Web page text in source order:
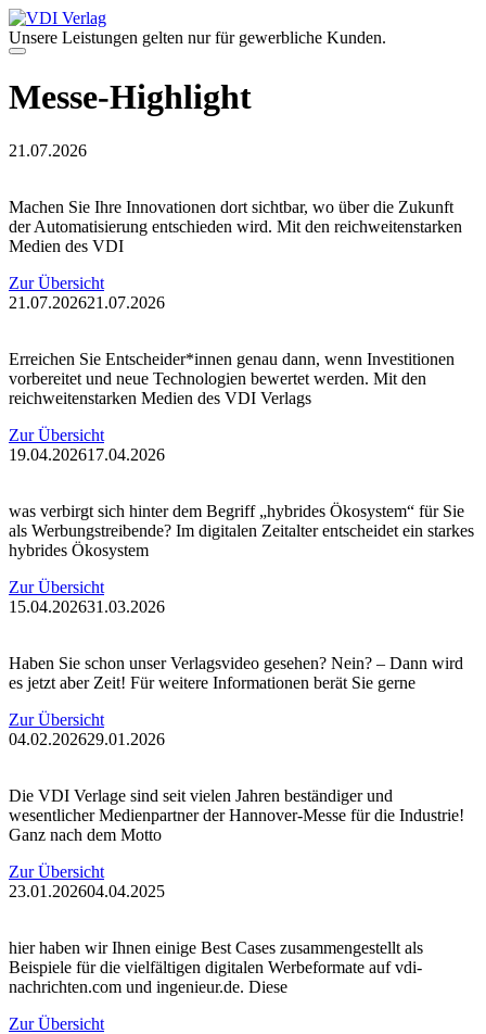
Zum
Inhalt
springen
Unsere Leistungen gelten nur für gewerbliche Kunden.
Menü
Messe-Highlight
21.07.2026
Machen Sie Ihre Innovationen dort sichtbar, wo über die Zukunft
der Automatisierung entschieden wird. Mit den reichweitenstarken
Medien des VDI
Zur Übersicht
21.07.202621.07.2026
Erreichen Sie Entscheider*innen genau dann, wenn Investitionen
vorbereitet und neue Technologien bewertet werden. Mit den
reichweitenstarken Medien des VDI Verlags
Zur Übersicht
19.04.202617.04.2026
was verbirgt sich hinter dem Begriff „hybrides Ökosystem“ für Sie
als Werbungstreibende? Im digitalen Zeitalter entscheidet ein starkes
hybrides Ökosystem
Zur Übersicht
15.04.202631.03.2026
Haben Sie schon unser Verlagsvideo gesehen? Nein? – Dann wird
es jetzt aber Zeit! Für weitere Informationen berät Sie gerne
Zur Übersicht
04.02.202629.01.2026
Die VDI Verlage sind seit vielen Jahren beständiger und
wesentlicher Medienpartner der Hannover-Messe für die Industrie!
Ganz nach dem Motto
Zur Übersicht
23.01.202604.04.2025
hier haben wir Ihnen einige Best Cases zusammengestellt als
Beispiele für die vielfältigen digitalen Werbeformate auf vdi-
nachrichten.com und ingenieur.de. Diese
Zur Übersicht